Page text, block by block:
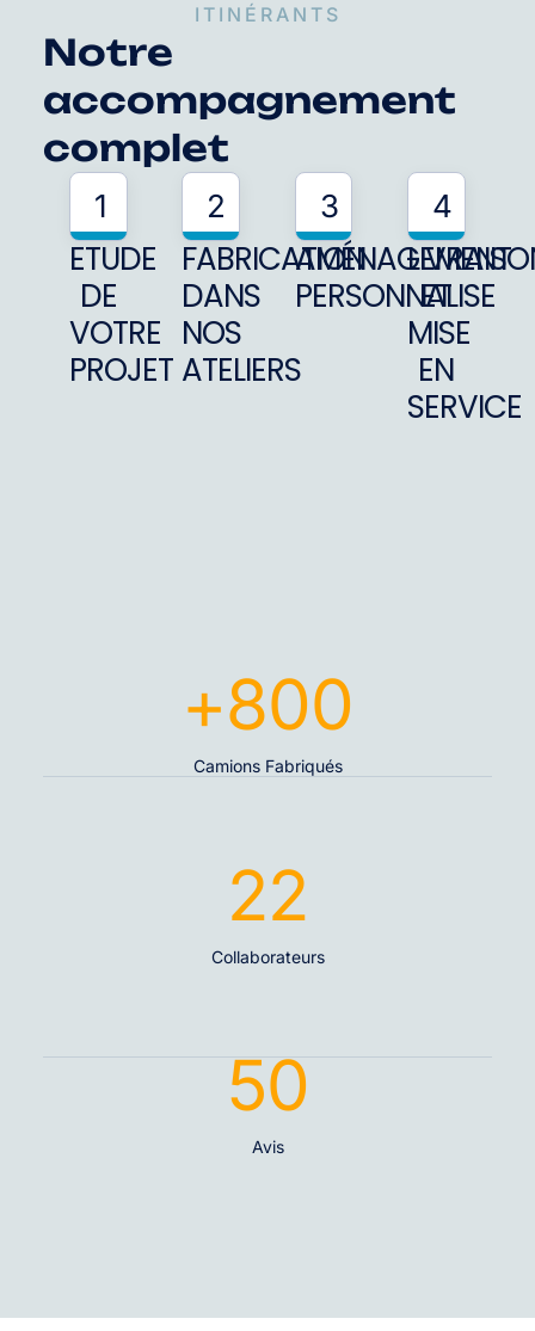
ITINÉRANTS
Notre
accompagnement
complet
1
ETUDE
DE
VOTRE
PROJET
2
FABRICATION
DANS
NOS
ATELIERS
3
AMÉNAGEMENT
PERSONNALISE
4
ET
MISE
EN
SERVICE
Camions Fabriqués
+800
Collaborateurs
22
Avis
50